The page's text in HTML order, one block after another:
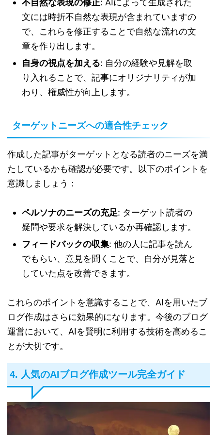
不自然な表現の修正: AIによって生成された
文には時折不自然な表現が含まれていますの
で、これらを修正することで自然な流れの文
章を作り出します。
自身の視点を加える: 自分の経験や見解を取
り入れることで、記事にオリジナリティが加
わり、権威性が向上します。
ターゲットニーズへの適合性チェック
作成した記事がターゲットとなる読者のニーズを満
たしているかも確認が必要です。以下のポイントを
意識しましょう：
ペルソナのニーズの充足: ターゲット読者の
疑問や要求を解決しているか再確認します。
フィードバックの収集: 他の人に記事を読ん
でもらい、意見を聞くことで、自分が見落と
していた点を改善できます。
これらのポイントを意識することで、AIを用いたブ
ログ作成はさらに効果的になります。今後のブログ
運営において、AIを賢明に利用する技術を高めるこ
とが大切です。
4. 人気のAIブログ作成ツール完全ガイド